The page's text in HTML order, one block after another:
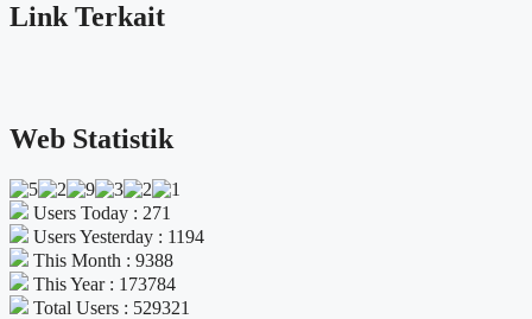
Link Terkait
Web Statistik
Users Today : 271
Users Yesterday : 1194
This Month : 9388
This Year : 173784
Total Users : 529321